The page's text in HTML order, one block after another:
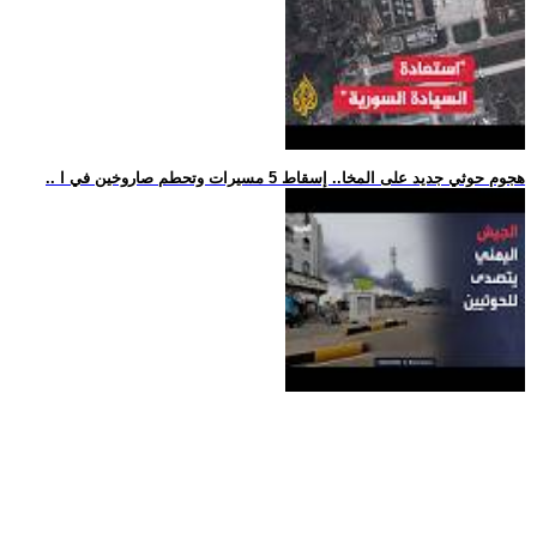
.. هجوم حوثي جديد على المخا.. إسقاط 5 مسيرات وتحطم صاروخين في ا